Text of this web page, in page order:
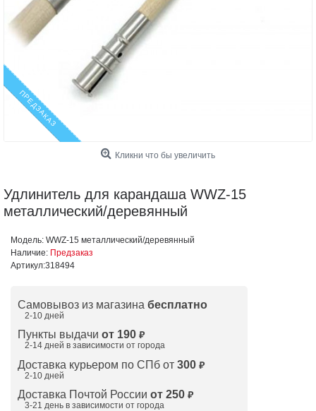
ПРЕДЗАКАЗ
Кликни что бы увеличить
Удлинитель для карандаша WWZ-15
металлический/деревянный
Модель: WWZ-15 металлический/деревянный
Наличие: Предзаказ
Артикул:318494
Самовывоз из магазина бесплатно
2-10 дней
Пункты выдачи от 190 ₽
2-14 дней в зависимости от города
Доставка курьером по СПб от 300 ₽
2-10 дней
Доставка Почтой России от 250 ₽
3-21 день в зависимости от города